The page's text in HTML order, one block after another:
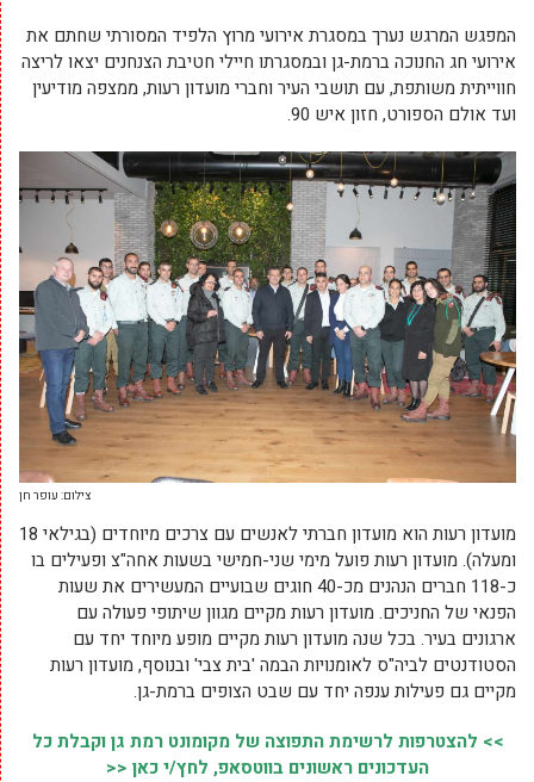
המפגש המרגש נערך במסגרת אירועי מרוץ הלפיד המסורתי שחתם את
אירועי חג החנוכה ברמת-גן ובמסגרתו חיילי חטיבת הצנחנים יצאו לריצה
חווייתית משותפת, עם תושבי העיר וחברי מועדון רעות, ממצפה מודיעין
ועד אולם הספורט, חזון איש 90.
צילום: עופר חן
מועדון רעות הוא מועדון חברתי לאנשים עם צרכים מיוחדים (בגילאי 18
ומעלה). מועדון רעות פועל מימי שני-חמישי בשעות אחה"צ ופעילים בו
כ-118 חברים הנהנים מכ-40 חוגים שבועיים המעשירים את שעות
הפנאי של החניכים. מועדון רעות מקיים מגוון שיתופי פעולה עם
ארגונים בעיר. בכל שנה מועדון רעות מקיים מופע מיוחד יחד עם
הסטודנטים לביה"ס לאומנויות הבמה 'בית צבי' ובנוסף, מועדון רעות
מקיים גם פעילות ענפה יחד עם שבט הצופים ברמת-גן.
>> להצטרפות לרשימת התפוצה של מקומונט רמת גן וקבלת כל
העדכונים ראשונים בווטסאפ, לחץ/י כאן <<